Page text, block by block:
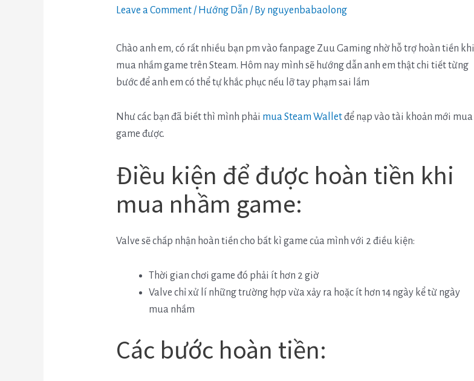
Leave a Comment / Hướng Dẫn / By nguyenbabaolong
Chào anh em, có rất nhiều bạn pm vào fanpage Zuu Gaming nhờ hỗ trợ hoàn tiền khi
mua nhầm game trên Steam. Hôm nay mình sẽ hướng dẫn anh em thật chi tiết từng
bước để anh em có thể tự khắc phục nếu lỡ tay phạm sai lầm
Như các bạn đã biết thì mình phải mua Steam Walletđể nạp vào tài khoản mới mua
game được.
Điều kiện để được hoàn tiền khi
mua nhầm game:
Valve sẽ chấp nhận hoàn tiền cho bất kì game của mình với 2 điều kiện:
Thời gian chơi game đó phải ít hơn 2 giờ
Valve chỉ xử lí những trường hợp vừa xảy ra hoặc ít hơn 14 ngày kể từ ngày
mua nhầm
Các bước hoàn tiền: